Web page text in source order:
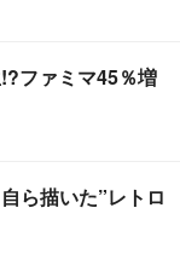
ファミマ45％増
ら描いた”レトロ